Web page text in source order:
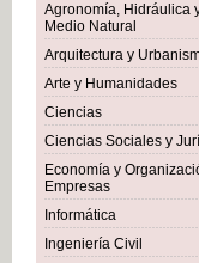
Agronomía, Hidráulica
Medio Natural
Arquitectura y
Arte y Humanidades
Ciencias
Ciencias Sociales y
Economía y
Empresas
Informática
Ingeniería Civil